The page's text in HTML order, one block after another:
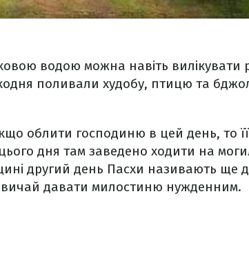
водою можна навіть вилікувати
поливали худобу, птицю та
облити господиню в цей день, то
дня там заведено ходити на
другий день Пасхи називають ще
давати милостиню нужденним.